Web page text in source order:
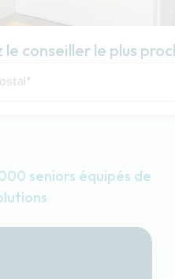
le conseiller le plus
*
seniors équipés de